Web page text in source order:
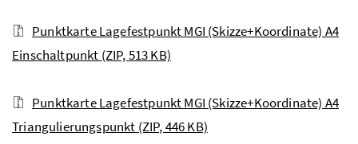
Punktkarte Lagefestpunkt MGI (Skizze+Koordinate) A4
Einschaltpunkt (ZIP, 513 KB)
Punktkarte Lagefestpunkt MGI (Skizze+Koordinate) A4
Triangulierungspunkt (ZIP, 446 KB)